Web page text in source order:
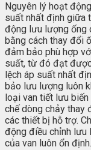
Nguyên lý hoạt
suất nhất định giữa
động lưu lượng ống
bằng cách thay đổi
đảm bảo phù hợp
suất, từ đó đạt
lệch áp suất nhất
bảo lưu lượng luôn
loại van tiết lưu
chế dòng chảy thay
các thiết bị hỗ trợ.
động điều chỉnh lưu
của van luôn ổn định.